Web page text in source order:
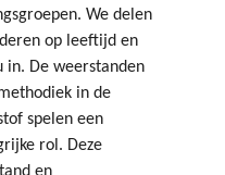
We delen
op leeftijd en
in. De weerstanden
in de
spelen een
rol. Deze